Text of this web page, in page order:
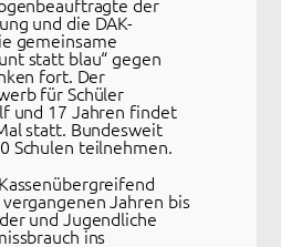
der
und die DAK-
gemeinsame
statt blau“ gegen
fort. Der
für Schüler
und 17 Jahren findet
statt. Bundesweit
Schulen teilnehmen.
Jahren bis
und Jugendliche
ins